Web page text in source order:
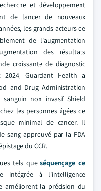
et développement
de lancer de nouveaux
les grands acteurs de
de l'augmentation
des résultats
croissante de diagnostic
2024, Guardant Health a
and Drug Administration
non invasif Shield
les personnes âgées de
minimal de cancer. Il
sang approuvé par la FDA
du CCR.
tels queséquençage de
intégrée à l'intelligence
améliorent la précision du